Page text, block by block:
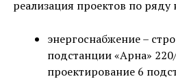
реализация проектов по ряду
энергоснабжение –
подстанции «Арна»
проектирование 6